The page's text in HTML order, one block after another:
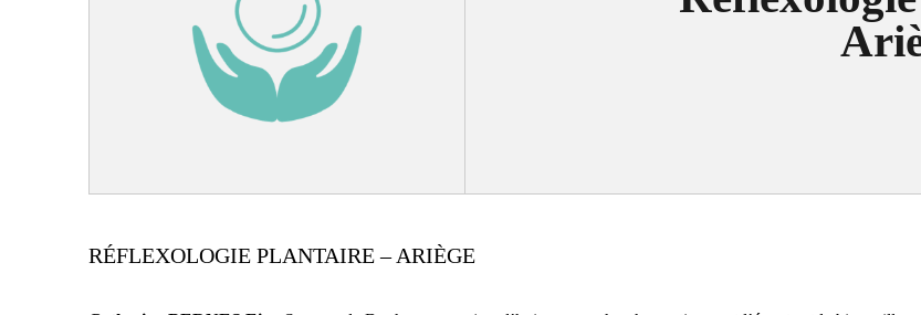
RÉFLEXOLOGIE PLANTAIRE – ARIÈGE